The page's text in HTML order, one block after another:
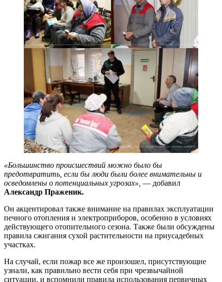
«Большинство происшествий можно было бы
предотвратить, если бы люди были более внимательны и
осведомлены о потенциальных угрозах», — добавил
Александр Праженик.
Он акцентировал также внимание на правилах эксплуатации
печного отопления и электроприборов, особенно в условиях
действующего отопительного сезона. Также были обсуждены
правила сжигания сухой растительности на приусадебных
участках.
На случай, если пожар все же произошел, присутствующие
узнали, как правильно вести себя при чрезвычайной
ситуации, и вспомнили правила использования первичных